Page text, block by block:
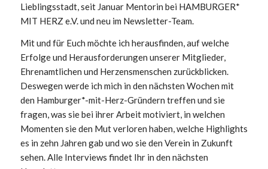
Lieblingsstadt, seit Januar Mentorin bei HAMBURGER*
MIT HERZ e.V. und neu im Newsletter-Team.
Mit und für Euch möchte ich herausfinden, auf welche
Erfolge und Herausforderungen unserer Mitglieder,
Ehrenamtlichen und Herzensmenschen zurückblicken.
Deswegen werde ich mich in den nächsten Wochen mit
den Hamburger*-mit-Herz-Gründern treffen und sie
fragen, was sie bei ihrer Arbeit motiviert, in welchen
Momenten sie den Mut verloren haben, welche Highlights
es in zehn Jahren gab und wo sie den Verein in Zukunft
sehen. Alle Interviews findet Ihr in den nächsten